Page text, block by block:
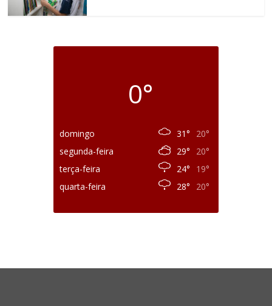
0°
domingo 31°
20°
segunda-feira
29°
20°
terça-feira
24°
19°
quarta-feira
28° 20°